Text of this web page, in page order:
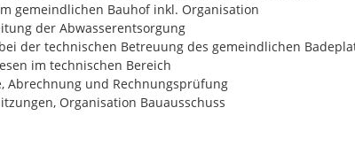
gemeindlichen Bauhof inkl. Organisation
der Abwasserentsorgung
der technischen Betreuung des gemeindlichen
im technischen Bereich
Abrechnung und Rechnungsprüfung
Organisation Bauausschuss